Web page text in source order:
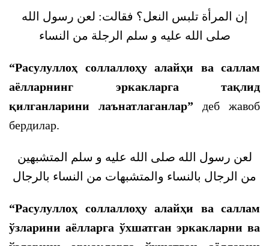
إن المرأة تلبس النعل؟ فقالت: لعن رسول الله
صلى الله عليه و سلم الرجلة من النساء
“Расулуллоҳ соллаллоҳу алайҳи ва саллам
аёлларнинг эркакларга тақлид
қилганларини лаънатлаганлар” деб жавоб
бердилар.
لعن رسول الله صلى الله عليه و سلم المتشبهين
من الرجال بالنساء والمتشبهات من النساء بالرجال
“Расулуллоҳ соллаллоҳу алайҳи ва саллам
ўзларини аёлларга ўхшатган эркакларни ва